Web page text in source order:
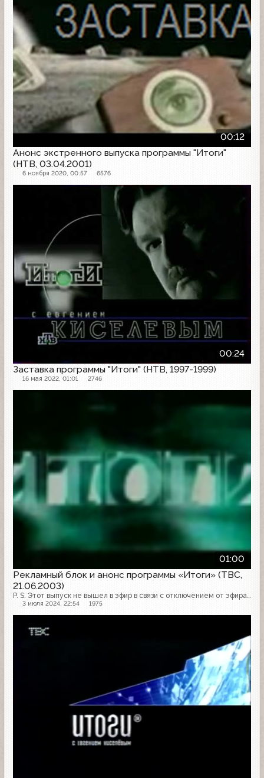
00:12
Анонс экстренного выпуска программы "Итоги"
(НТВ, 03.04.2001)
6 ноября 2020, 00:57 6576
00:24
Заставка программы "Итоги" (НТВ, 1997-1999)
16 мая 2022, 01:01 2746
01:00
Рекламный блок и анонс программы «Итоги» (ТВС,
21.06.2003)
3 июля 2024, 22:54 1975